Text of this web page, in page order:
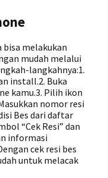
bisa melakukan
mudah melalui
langkahnya:1.
install.2. Buka
kamu.3. Pilih ikon
nomor resi
Bes dari daftar
“Cek Resi” dan
informasi
cek resi bes
untuk melacak